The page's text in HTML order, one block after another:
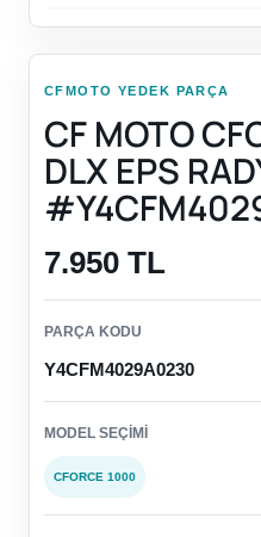
CFMOTO YEDEK PARÇA
CF MOTO
DLX EPS
7.950 TL
PARÇA KODU
Y4CFM4029A0230
MODEL SEÇIMI
CFORCE 1000